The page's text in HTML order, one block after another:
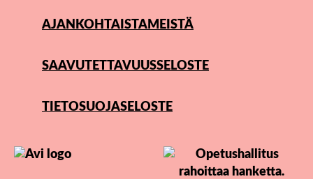
AJANKOHTAISTA MEISTÄ
SAAVUTETTAVUUSSELOSTE
TIETOSUOJASELOSTE